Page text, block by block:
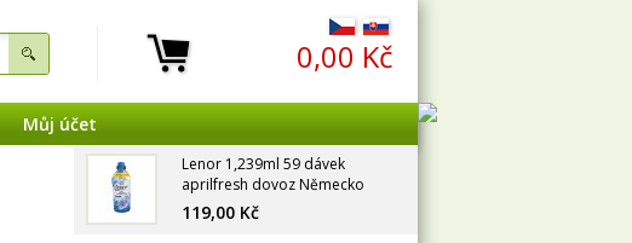
0,00 Kč
Můj účet
Lenor 1,239ml 59 dávek
aprilfresh dovoz Německo
119,00 Kč